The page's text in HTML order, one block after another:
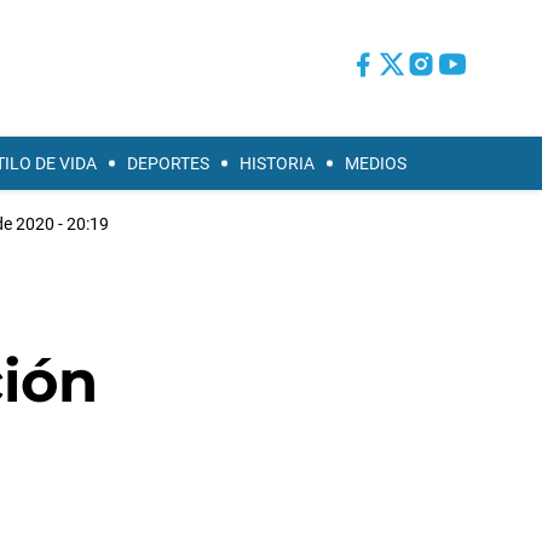
DE VIDA DEPORTES HISTORIA MEDIOS
2020 - 20:19